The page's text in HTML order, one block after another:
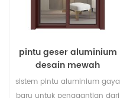
pintu geser aluminium
desain mewah
sistem pintu aluminium gaya